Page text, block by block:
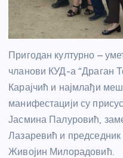
Пригодан културно –
чланови КУД-а “Драган
Карајчић и најмлађи
манифестацији су
Јасмина Палуровић,
Лазаревић и
Живојин Милорадовић.